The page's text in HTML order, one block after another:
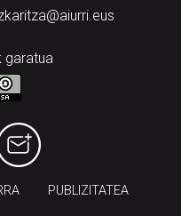
garatua
PUBLIZITATEA